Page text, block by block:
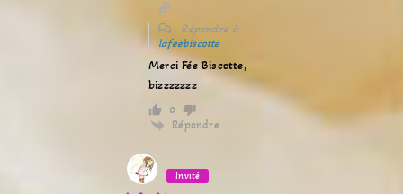
Répondre à
lafeebiscotte
Merci Fée Biscotte,
bizzzzzzz
0
Répondre
Invité